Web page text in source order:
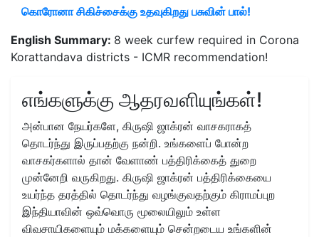
கொரோனா சிகிச்சைக்கு உதவுகிறது பசுவின் பால்!
English Summary: 8 week curfew required in Corona
Korattandava districts - ICMR recommendation!
எங்களுக்கு ஆதரவளியுங்கள்!
அன்பான நேயர்களே, கிருஷி ஜாக்ரன் வாசகராகத்
தொடர்ந்து இருப்பதற்கு நன்றி. உங்களைப் போன்ற
வாசகர்களால் தான் வேளாண் பத்திரிக்கைத் துறை
முன்னேறி வருகிறது. கிருஷி ஜாக்ரன் பத்திரிக்கையை
உயர்ந்த தரத்தில் தொடர்ந்து வழங்குவதற்கும் கிராமப்புற
இந்தியாவின் ஒவ்வொரு மூலையிலும் உள்ள
விவசாயிகளையும் மக்களையும் சென்றடைய உங்களின்